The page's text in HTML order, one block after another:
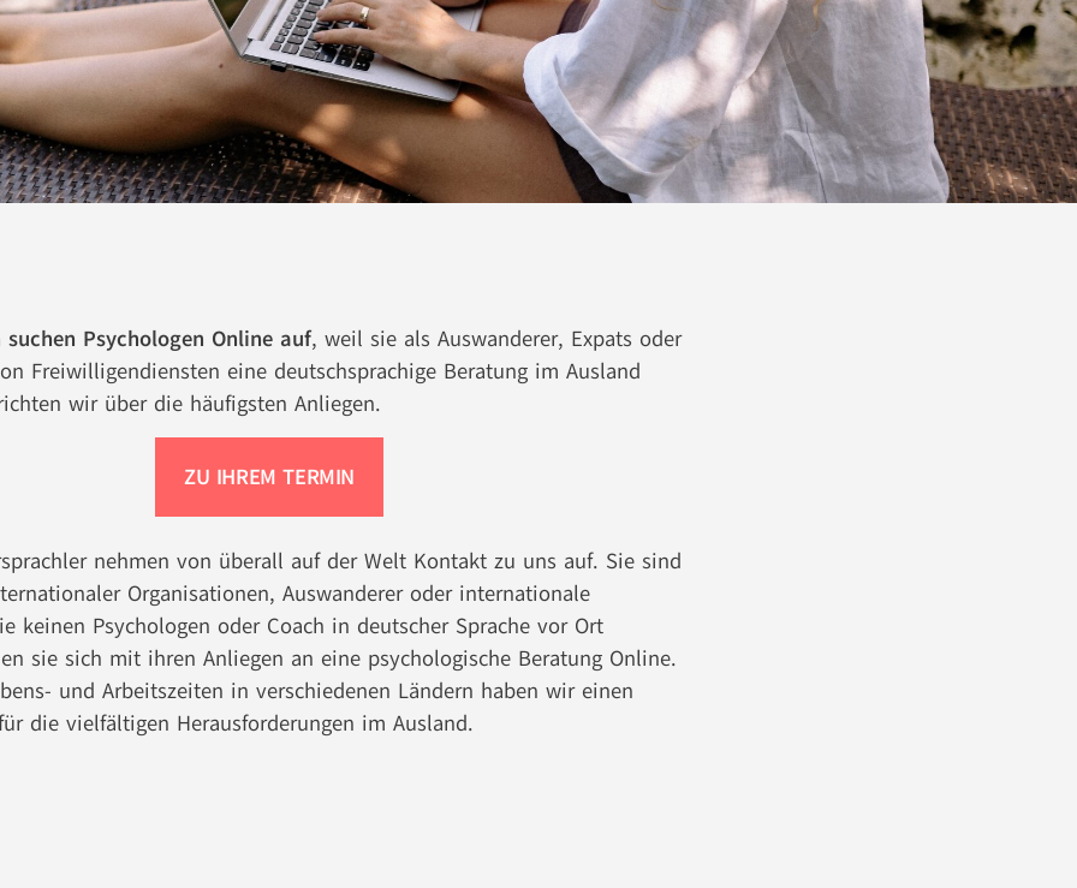
Psychologen Online auf, weil sie als Auswanderer, Expats oder
Freiwilligendiensten eine deutschsprachige Beratung im Ausland
wir über die häufigsten Anliegen.
ZU IHREM TERMIN
nehmen von überall auf der Welt Kontakt zu uns auf. Sie sind
Organisationen, Auswanderer oder internationale
keinen Psychologen oder Coach in deutscher Sprache vor Ort
sie sich mit ihren Anliegen an eine psychologische Beratung Online.
und Arbeitszeiten in verschiedenen Ländern haben wir einen
die vielfältigen Herausforderungen im Ausland.